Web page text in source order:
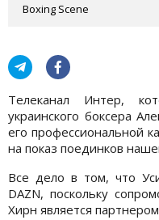
Boxing Scene
Телеканал Интер,
украинского боксера
его профессиональной
на показ поединков
Все дело в том, что
DAZN, поскольку
Хирн является